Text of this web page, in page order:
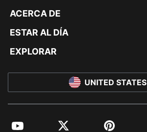
ACERCA DE
ESTAR AL DÍA
EXPLORAR
UNITED STATES
YouTube Twitter Pinterest